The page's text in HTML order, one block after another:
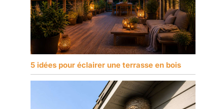
5 idées pour éclairer une terrasse en bois